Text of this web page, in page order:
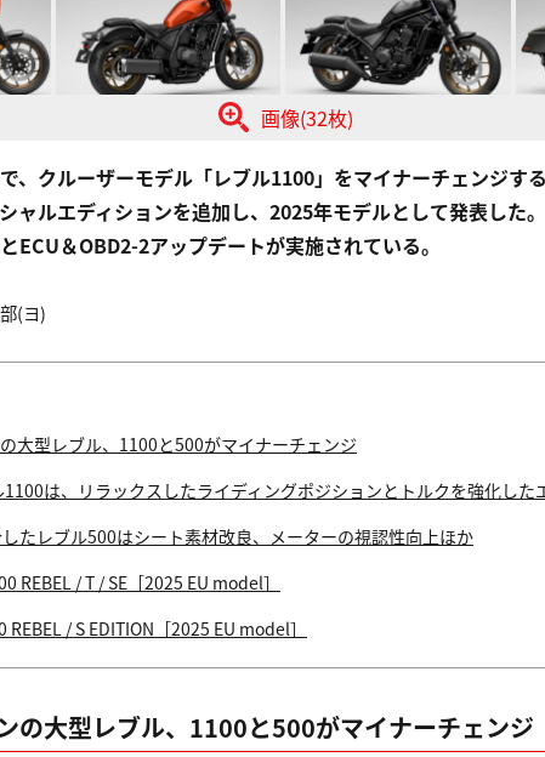
画像(32枚)
、クルーザーモデル「レブル1100」をマイナーチェンジす
ャルエディションを追加し、2025年モデルとして発表した
ECU＆OBD2-2アップデートが実施されている。
(ヨ)
大型レブル、1100と500がマイナーチェンジ
は、リラックスしたライディングポジションとトルクを強化した
たレブル500はシート素材改良、メーターの視認性向上ほか
REBEL / T / SE［2025 EU model］
REBEL / S EDITION［2025 EU model］
の大型レブル、1100と500がマイナーチェンジ